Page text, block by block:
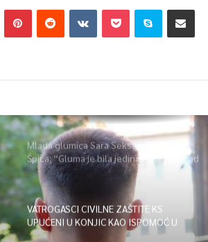
Mlada glumica Sara Seksan u emisiji
Špica: “Gluma je bila jedina opcija, uz rad
i disciplinu sve je moguće”
VATROGASCI CIVILNE ZAŠTITE KS
UPUĆENI U KONJIC KAO ISPOMOĆ U
GAŠENJU POŽARA